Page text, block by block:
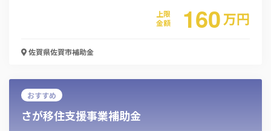
上限
金額
160万円
佐賀県佐賀市補助金
おすすめ
さが移住支援事業補助金